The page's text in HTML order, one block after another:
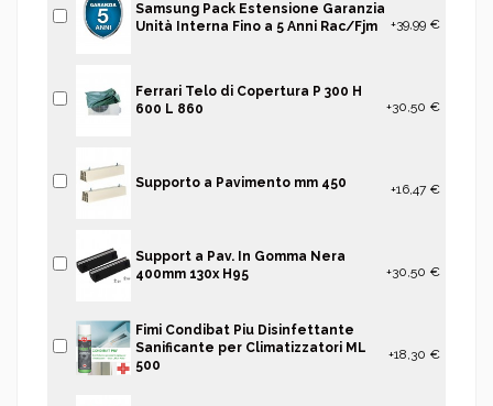
Samsung Pack Estensione Garanzia
Unità Interna Fino a 5 Anni Rac/Fjm
+39,99 €
Ferrari Telo di Copertura P 300 H
600 L 860
+30,50 €
Supporto a Pavimento mm 450 +16,47 €
Support a Pav. In Gomma Nera
400mm 130x H95
+30,50 €
Fimi Condibat Piu Disinfettante
Sanificante per Climatizzatori ML
500
+18,30 €